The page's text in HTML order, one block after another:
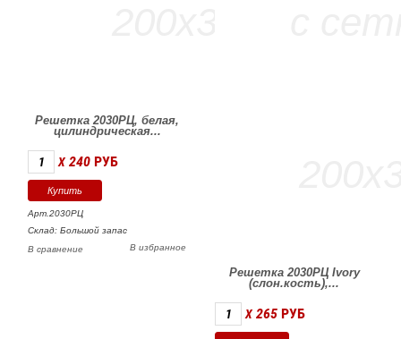
Решетка 2030РЦ, белая,
цилиндрическая...
X 240 РУБ
Арт.2030РЦ
Склад: Большой запас
В избранное
В сравнение
Решетка 2030РЦ Ivory
(слон.кость),...
X 265 РУБ